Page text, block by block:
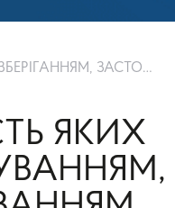
ТА ТОРГІВЛЕЮ НИМИ
ЯКИХ